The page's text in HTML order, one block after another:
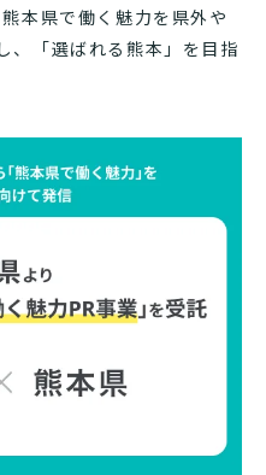
本県で働く魅力を県外や
、「選ばれる熊本」を目指